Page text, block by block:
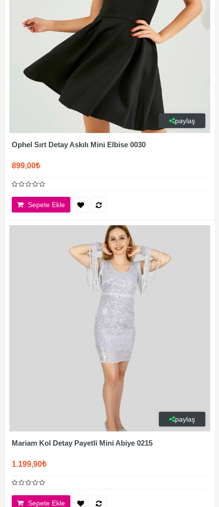
paylaş
Ophel Sırt Detay Askılı Mini Elbise 0030
899,00₺
Sepete Ekle
paylaş
Mariam Kol Detay Payetli Mini Abiye 0215
1.199,90₺
Sepete Ekle